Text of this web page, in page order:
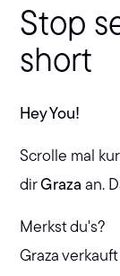
Stop
short
Hey You!
Scrolle mal
dirGraza an.
Merkst du's?
Graza